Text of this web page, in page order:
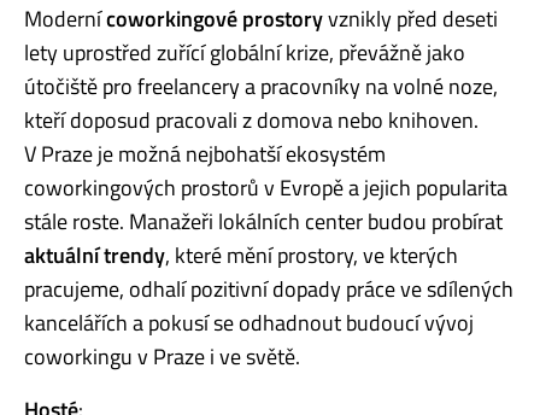
Modernícoworkingové prostoryvznikly před deseti
lety uprostřed zuřící globální krize, převážně jako
útočiště pro freelancery a pracovníky na volné noze,
kteří doposud pracovali z domova nebo knihoven.
V Praze je možná nejbohatší ekosystém
coworkingových prostorů v Evropě a jejich popularita
stále roste. Manažeři lokálních center budou probírat
aktuální trendy, které mění prostory, ve kterých
pracujeme, odhalí pozitivní dopady práce ve sdílených
kancelářích a pokusí se odhadnout budoucí vývoj
coworkingu v Praze i ve světě.